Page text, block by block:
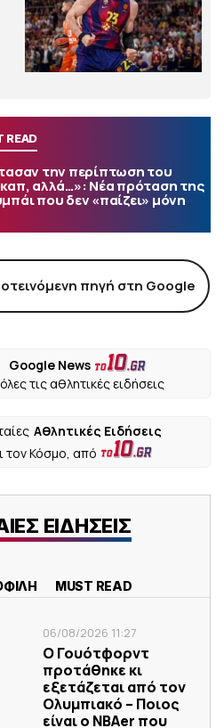
READ
την περίπτωση του
αλλά…»: Νέα πρόταση της
που δεν «παίζει» μόνη
πηγή στη Google
Google News
τις αθλητικές ειδήσεις
Αθλητικές Ειδήσεις
τον Κόσμο, από
ΕΙΔΗΣΕΙΣ
MUST READ
06/08/2026 11:27
Ο Γουότφορντ
προτάθηκε κι
εξετάζεται από τον
Ολυμπιακό – Ποιος
είναι ο ΝΒΑer που